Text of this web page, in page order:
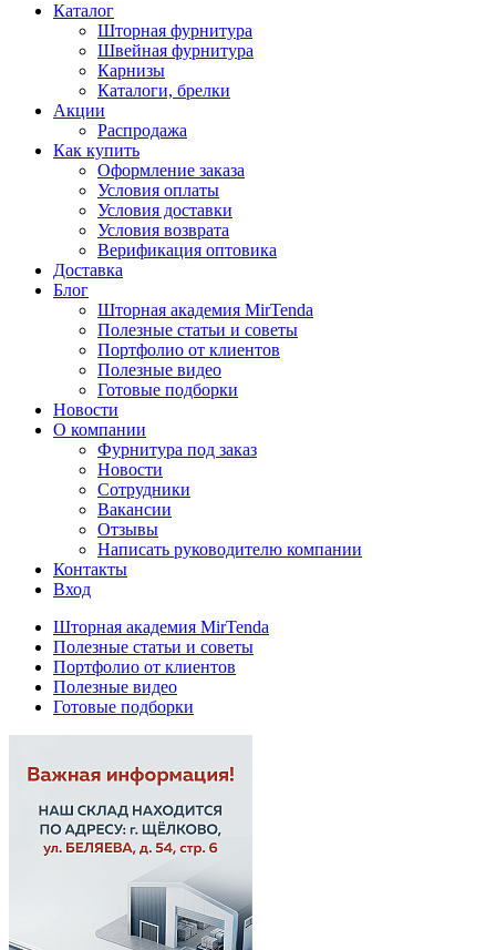
Каталог
Шторная фурнитура
Швейная фурнитура
Карнизы
Каталоги, брелки
Акции
Распродажа
Как купить
Оформление заказа
Условия оплаты
Условия доставки
Условия возврата
Верификация оптовика
Доставка
Блог
Шторная академия MirTenda
Полезные статьи и советы
Портфолио от клиентов
Полезные видео
Готовые подборки
Новости
О компании
Фурнитура под заказ
Новости
Сотрудники
Вакансии
Отзывы
Написать руководителю компании
Контакты
Вход
Шторная академия MirTenda
Полезные статьи и советы
Портфолио от клиентов
Полезные видео
Готовые подборки